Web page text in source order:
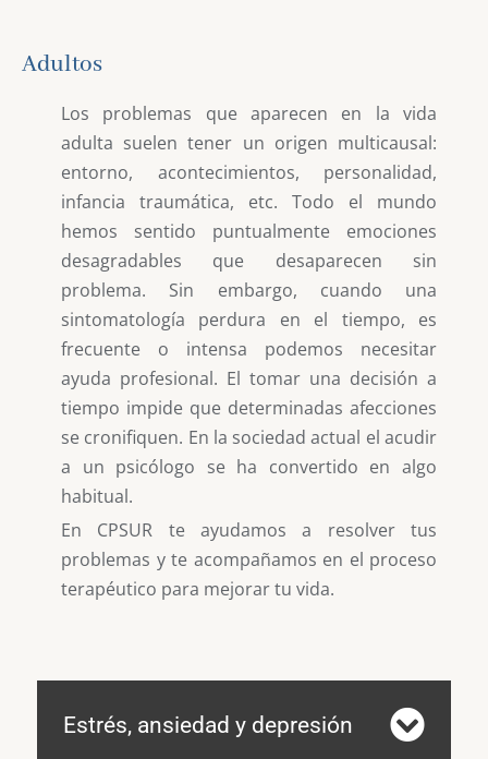
Adultos
Los problemas que aparecen en la vida
adulta suelen tener un origen multicausal:
entorno, acontecimientos, personalidad,
infancia traumática, etc. Todo el mundo
hemos sentido puntualmente emociones
desagradables que desaparecen sin
problema. Sin embargo, cuando una
sintomatología perdura en el tiempo, es
frecuente o intensa podemos necesitar
ayuda profesional. El tomar una decisión a
tiempo impide que determinadas afecciones
se cronifiquen. En la sociedad actual el acudir
a un psicólogo se ha convertido en algo
habitual.
En CPSUR te ayudamos a resolver tus
problemas y te acompañamos en el proceso
terapéutico para mejorar tu vida.
Estrés, ansiedad y depresión